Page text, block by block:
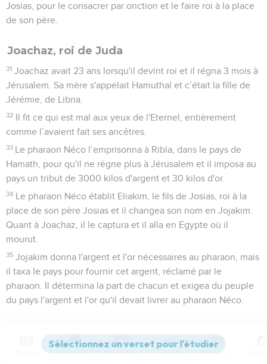
Josias, pour le consacrer par onction et le faire roi à la place
de son père.
Joachaz, roi de Juda
31 Joachaz avait 23 ans lorsqu'il devint roi et il régna 3 mois à
Jérusalem. Sa mère s'appelait Hamuthal et c’était la fille de
Jérémie, de Libna.
32 Il fit ce qui est mal aux yeux de l'Eternel, entièrement
comme l’avaient fait ses ancêtres.
33 Le pharaon Néco l’emprisonna à Ribla, dans le pays de
Hamath, pour qu'il ne règne plus à Jérusalem et il imposa au
pays un tribut de 3000 kilos d'argent et 30 kilos d'or.
34 Le pharaon Néco établit Eliakim, le fils de Josias, roi à la
place de son père Josias et il changea son nom en Jojakim.
Quant à Joachaz, il le captura et il alla en Egypte où il
mourut.
35 Jojakim donna l'argent et l'or nécessaires au pharaon, mais
il taxa le pays pour fournir cet argent, réclamé par le
pharaon. Il détermina la part de chacun et exigea du peuple
du pays l'argent et l'or qu'il devait livrer au pharaon Néco.
Jojakim avait 25 ans lorsqu'il devint roi et il régna 11 ans à
Versions Commentaires Strong